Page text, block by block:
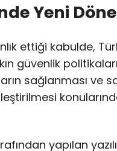
Yeni
ettiği kabulde,
güvenlik
sağlanması ve
yapılan